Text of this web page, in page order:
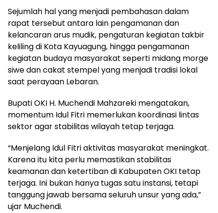
Sejumlah hal yang menjadi pembahasan dalam
rapat tersebut antara lain pengamanan dan
kelancaran arus mudik, pengaturan kegiatan takbir
keliling di Kota Kayuagung, hingga pengamanan
kegiatan budaya masyarakat seperti midang morge
siwe dan cakat stempel yang menjadi tradisi lokal
saat perayaan Lebaran.
Bupati OKI H. Muchendi Mahzareki mengatakan,
momentum Idul Fitri memerlukan koordinasi lintas
sektor agar stabilitas wilayah tetap terjaga.
“Menjelang Idul Fitri aktivitas masyarakat meningkat.
Karena itu kita perlu memastikan stabilitas
keamanan dan ketertiban di Kabupaten OKI tetap
terjaga. Ini bukan hanya tugas satu instansi, tetapi
tanggung jawab bersama seluruh unsur yang ada,”
ujar Muchendi.